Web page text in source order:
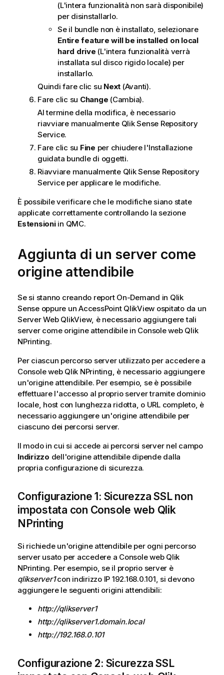
(L'intera funzionalità non sarà disponibile)
per disinstallarlo.
Se il bundle non è installato, selezionare
Entire feature will be installed on local
hard drive (L'intera funzionalità verrà
installata sul disco rigido locale) per
installarlo.
Quindi fare clic su Next (Avanti).
Fare clic su Change (Cambia).
Al termine della modifica, è necessario
riavviare manualmente Qlik Sense Repository
Service.
Fare clic su Fine per chiudere l'Installazione
guidata bundle di oggetti.
Riavviare manualmente Qlik Sense Repository
Serviceper applicare le modifiche.
È possibile verificare che le modifiche siano state
applicate correttamente controllando la sezione
Estensioniin QMC.
Aggiunta di un server come
origine attendibile
Se si stanno creando report On-Demand in Qlik
Senseoppure un AccessPoint QlikView ospitato da un
Server Web QlikView, è necessario aggiungere tali
server come origine attendibile in Console web Qlik
NPrinting.
Per ciascun percorso server utilizzato per accedere a
Console web Qlik NPrinting, è necessario aggiungere
un'origine attendibile. Per esempio, se è possibile
effettuare l'accesso al proprio server tramite dominio
locale, host con lunghezza ridotta, o URL completo, è
necessario aggiungere un'origine attendibile per
ciascuno dei percorsi server.
Il modo in cui si accede ai percorsi server nel campo
Indirizzo dell'origine attendibile dipende dalla
propria configurazione di sicurezza.
Configurazione 1: Sicurezza SSL non
impostata con Console web Qlik
NPrinting
Si richiede un'origine attendibile per ogni percorso
server usato per accedere a Console web Qlik
NPrinting. Per esempio, se il proprio server è
qlikserver1con indirizzo IP 192.168.0.101, si devono
aggiungere le seguenti origini attendibili:
http://qlikserver1
http://qlikserver1.domain.local
http://192.168.0.101
Configurazione 2: Sicurezza SSL